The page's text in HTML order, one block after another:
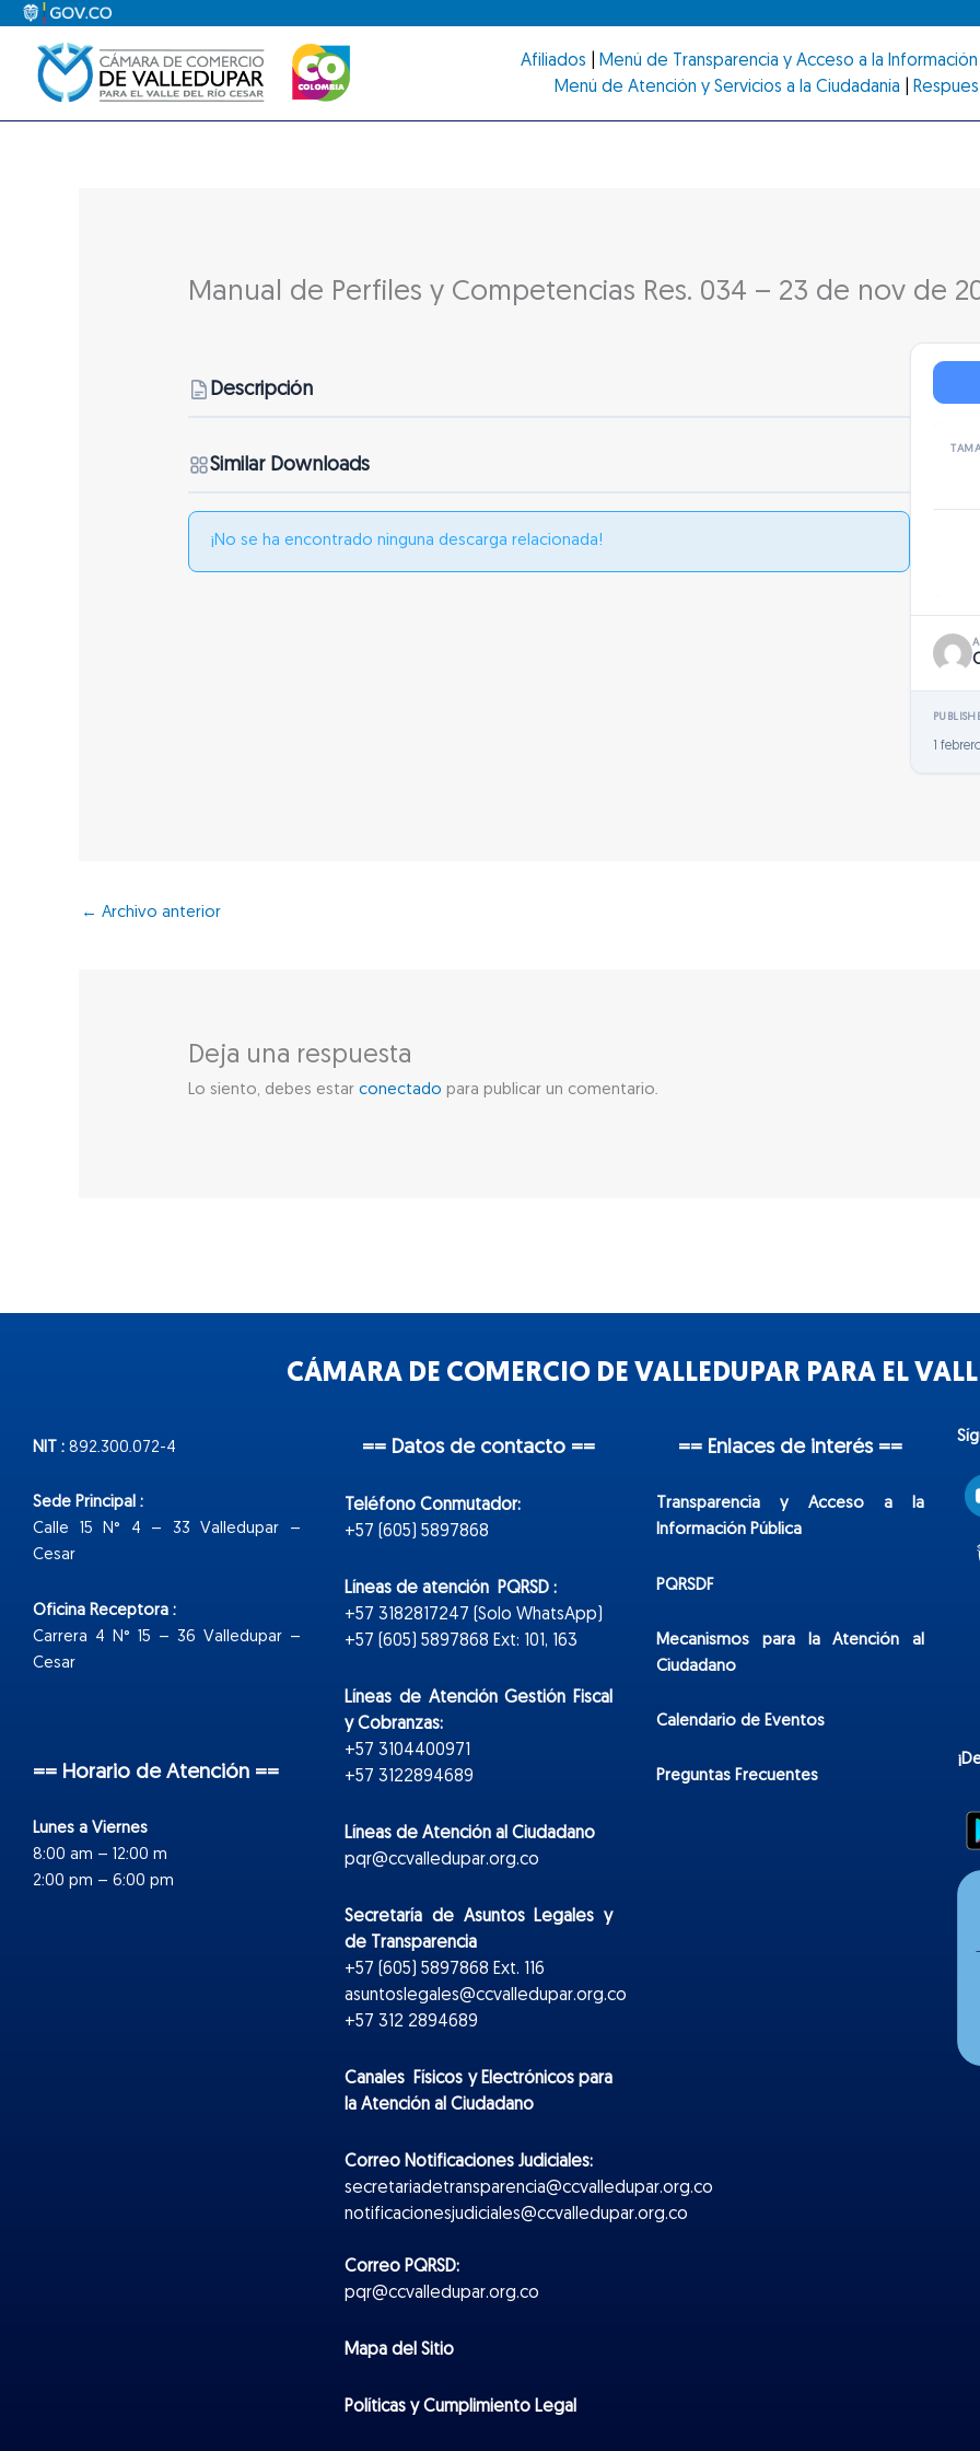
contenido
Afiliados Menú de Transparencia y Acceso a la Información
Menú de Atención y Servicios a la Ciudadanía
Manual de Perfiles y Competencias Res. 034 – 23 de nov de
Descripción
Similar Downloads
¡No se ha encontrado ninguna descarga relacionada!
1
← Archivo anterior
Deja una respuesta
Lo siento, debes estarconectado para publicar un comentario.
CÁMARA DE COMERCIO DE VALLEDUPAR PARA EL
NIT : 892.300.072-4
Sede Principal :
Calle 15 N° 4 – 33 Valledupar –
Cesar
Oficina Receptora :
Carrera 4 N° 15 – 36 Valledupar –
Cesar
== Horario de Atención ==
Lunes a Viernes
8:00 am – 12:00 m
2:00 pm – 6:00 pm
== Datos de contacto ==
Teléfono Conmutador:
+57 (605) 5897868
Líneas de atención PQRSD :
+57 3182817247 (Solo WhatsApp)
+57 (605) 5897868 Ext: 101, 163
Líneas de Atención Gestión Fiscal
y Cobranzas:
+57 3104400971
+57 3122894689
Líneas de Atención al Ciudadano
pqr@ccvalledupar.org.co
Secretaría de Asuntos Legales y
de Transparencia
+57 (605) 5897868 Ext. 116
asuntoslegales@ccvalledupar.org.co
+57 312 2894689
Canales Físicos yElectrónicospara
la Atención al Ciudadano
Correo Notificaciones Judiciales:
secretariadetransparencia@ccvalledupar.org.co
notificacionesjudiciales@ccvalledupar.org.co
Correo PQRSD:
pqr@ccvalledupar.org.co
Mapa del Sitio
Políticas y Cumplimiento Legal
== Enlaces de interés ==
Transparencia y Acceso a la
Información Pública
PQRSDF
Mecanismos para la Atención al
Ciudadano
Calendario de Eventos
Preguntas Frecuentes